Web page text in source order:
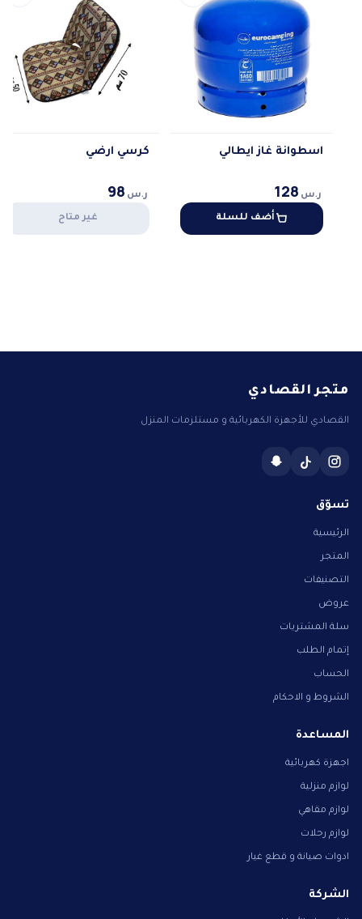
اسطوانة غاز ايطالي
ر.س 128
أضف للسلة
كرسي ارضي
ر.س 98
غير متاح
متجر القصادي
القصادي للأجهزة الكهربائية و مستلزمات المنزل
تسوّق
الرئيسية
المتجر
التصنيفات
عروض
سلة المشتريات
إتمام الطلب
الحساب
الشروط و الاحكام
المساعدة
اجهزة كهربائية
لوازم منزلية
لوازم مقاهي
لوازم رحلات
ادوات صيانة و قطع غيار
الشركة